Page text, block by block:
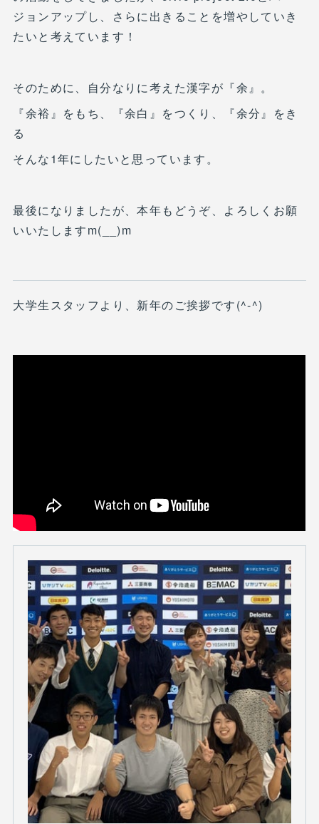
ジョンアップし、さらに出きることを増やしていき
たいと考えています！
そのために、自分なりに考えた漢字が『余』。
『余裕』をもち、『余白』をつくり、『余分』をき
る
そんな1年にしたいと思っています。
最後になりましたが、本年もどうぞ、よろしくお願
いいたしますm(__)m
大学生スタッフより、新年のご挨拶です(^-^)